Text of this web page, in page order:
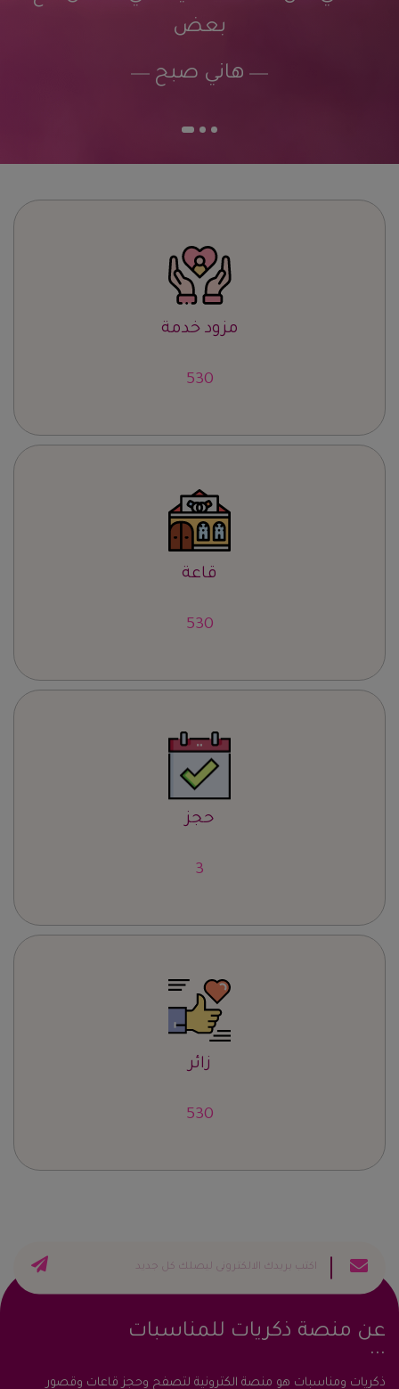
بعض
هاني صبح
مزود خدمة
663
قاعة
662
حجز
4
زائر
661
عن منصة ذكريات للمناسبات
ذكريات ومناسبات هو منصة الكترونية لتصفح وحجز قاعات وقصور